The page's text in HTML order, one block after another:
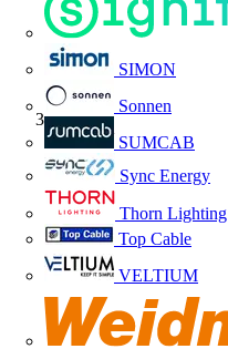
SIMON
Sonnen
SUMCAB
Sync Energy
Thorn Lighting
Top Cable
VELTIUM
Volti TV